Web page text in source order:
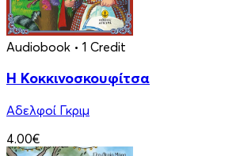
Audiobook • 1 Credit
Η Κοκκινοσκουφίτσα
Αδελφοί Γκριμ
4.00€